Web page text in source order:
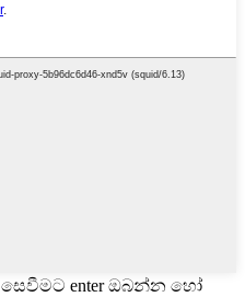
සෙවීමට enter ඔබන්න හෝ